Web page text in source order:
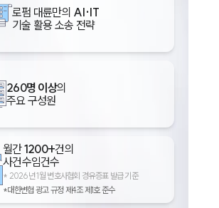
로펌 대륜만의 AI·IT
기술 활용 소송 전략
260명 이상의
주요 구성원
월간1200+건의
사건수임건수
* 2026년 1월 변호사협회 경유증표 발급 기준
*대한변협 광고 규정 제4조 제1호 준수